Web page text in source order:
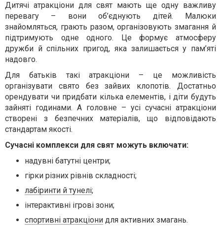
Дитячі атракціони для свят мають ще одну важливу
перевагу – вони об’єднують дітей. Малюки
знайомляться, грають разом, організовують змагання й
підтримують одне одного. Це формує атмосферу
дружби й спільних пригод, яка залишається у пам’яті
надовго.
Для батьків такі атракціони – це можливість
організувати свято без зайвих клопотів. Достатньо
орендувати чи придбати кілька елементів, і діти будуть
зайняті годинами. А головне – усі сучасні атракціони
створені з безпечних матеріалів, що відповідають
стандартам якості.
Сучасні комплекси для свят можуть включати:
надувні батутні центри;
гірки різних рівнів складності;
лабіринти й тунелі;
інтерактивні ігрові зони;
спортивні атракціони для активних змагань.